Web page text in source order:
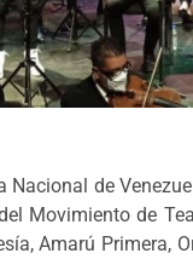
Nacional de
Movimiento de
Amarú Primera,